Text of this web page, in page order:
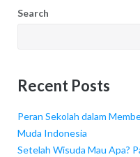
Search
Recent Posts
Peran Sekolah dalam
Muda Indonesia
Setelah Wisuda Mau Apa?